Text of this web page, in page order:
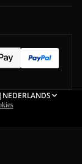
NEDERLANDS